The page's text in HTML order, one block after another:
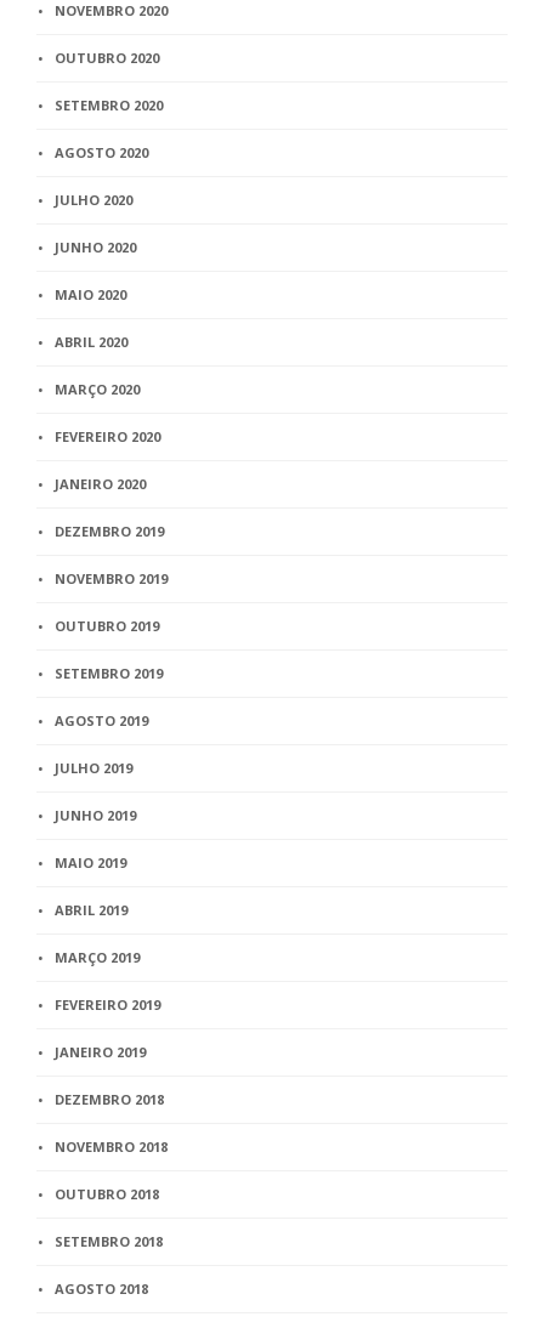
NOVEMBRO 2020
OUTUBRO 2020
SETEMBRO 2020
AGOSTO 2020
JULHO 2020
JUNHO 2020
MAIO 2020
ABRIL 2020
MARÇO 2020
FEVEREIRO 2020
JANEIRO 2020
DEZEMBRO 2019
NOVEMBRO 2019
OUTUBRO 2019
SETEMBRO 2019
AGOSTO 2019
JULHO 2019
JUNHO 2019
MAIO 2019
ABRIL 2019
MARÇO 2019
FEVEREIRO 2019
JANEIRO 2019
DEZEMBRO 2018
NOVEMBRO 2018
OUTUBRO 2018
SETEMBRO 2018
AGOSTO 2018